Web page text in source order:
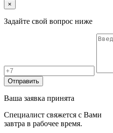
×
Задайте свой вопрос ниже
Отправить
Ваша заявка принята
Специалист свяжется с Вами
завтра в рабочее время.